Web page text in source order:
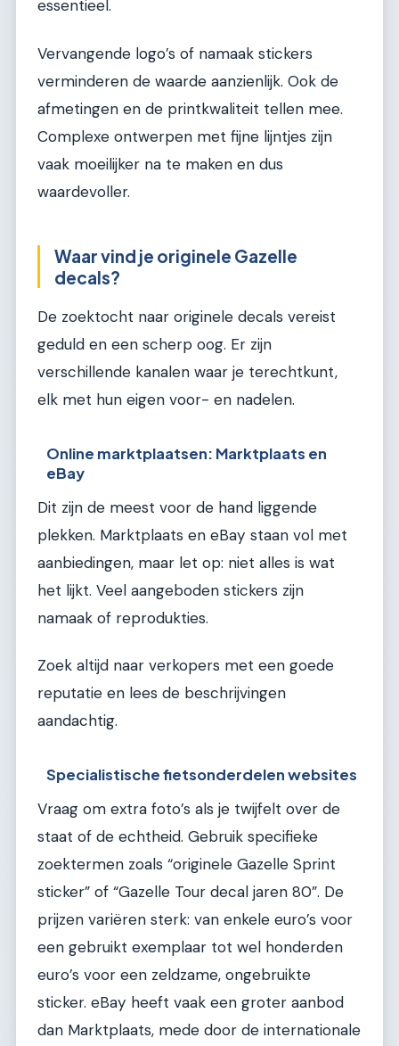
essentieel.
Vervangende logo’s of namaak stickers
verminderen de waarde aanzienlijk. Ook de
afmetingen en de printkwaliteit tellen mee.
Complexe ontwerpen met fijne lijntjes zijn
vaak moeilijker na te maken en dus
waardevoller.
Waar vind je originele Gazelle
decals?
De zoektocht naar originele decals vereist
geduld en een scherp oog. Er zijn
verschillende kanalen waar je terechtkunt,
elk met hun eigen voor- en nadelen.
Online marktplaatsen: Marktplaats en
eBay
Dit zijn de meest voor de hand liggende
plekken. Marktplaats en eBay staan vol met
aanbiedingen, maar let op: niet alles is wat
het lijkt. Veel aangeboden stickers zijn
namaak of reprodukties.
Zoek altijd naar verkopers met een goede
reputatie en lees de beschrijvingen
aandachtig.
Specialistische fietsonderdelen websites
Vraag om extra foto’s als je twijfelt over de
staat of de echtheid. Gebruik specifieke
zoektermen zoals “originele Gazelle Sprint
sticker” of “Gazelle Tour decal jaren 80”. De
prijzen variëren sterk: van enkele euro’s voor
een gebruikt exemplaar tot wel honderden
euro’s voor een zeldzame, ongebruikte
sticker. eBay heeft vaak een groter aanbod
dan Marktplaats, mede door de internationale